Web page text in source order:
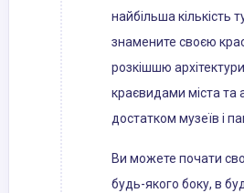
найбільша кількість
знамените своєю
розкішшю
краєвидами міста та
достатком музеїв і
Ви можете почати
будь-якого боку, в